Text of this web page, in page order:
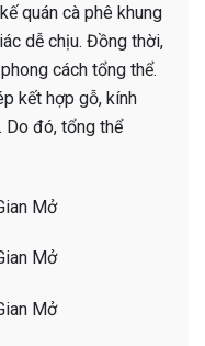
quán cà phê khung
dễ chịu. Đồng thời,
cách tổng thể.
kết hợp gỗ, kính
Do đó, tổng thể